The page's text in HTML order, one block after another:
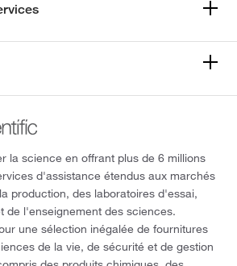
la science en offrant plus de 6 millions
d'assistance étendus aux marchés
production, des laboratoires d'essai,
de l'enseignement des sciences.
une sélection inégalée de fournitures
de la vie, de sécurité et de gestion